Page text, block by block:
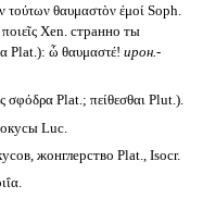
θαυμαστὸν ἐμοί Soph.
Xen. странно ты
Plat.): ὦ θαυμαστέ! ирон.-
σφόδρα Plat.; πείθεσθαι Plut.).
Luc.
жонглерство Plat., Isocr.